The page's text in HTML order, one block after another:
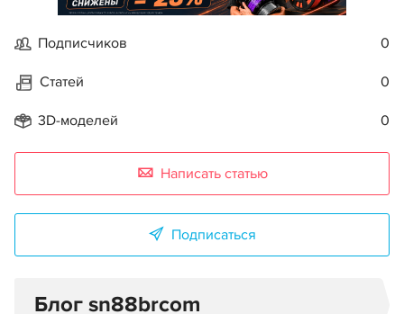
Подписчиков 0
Статей 0
3D-моделей 0
Написать статью
Подписаться
Блог sn88brcom